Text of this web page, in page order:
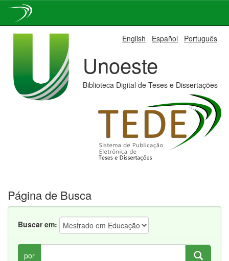
English Español Português
Unoeste
Biblioteca Digital de Teses e Dissertações
Página de Busca
Buscar em:
por